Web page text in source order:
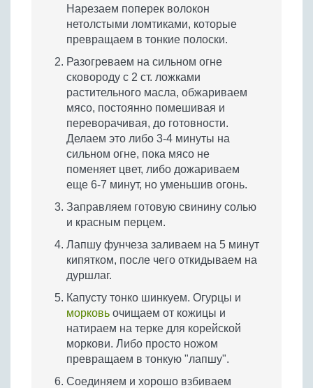
Нарезаем поперек волокон
нетолстыми ломтиками, которые
превращаем в тонкие полоски.
Разогреваем на сильном огне
сковороду с 2 ст. ложками
растительного масла, обжариваем
мясо, постоянно помешивая и
переворачивая, до готовности.
Делаем это либо 3-4 минуты на
сильном огне, пока мясо не
поменяет цвет, либо дожариваем
еще 6-7 минут, но уменьшив огонь.
Заправляем готовую свинину солью
и красным перцем.
Лапшу фунчеза заливаем на 5 минут
кипятком, после чего откидываем на
дуршлаг.
Капусту тонко шинкуем. Огурцы и
морковь очищаем от кожицы и
натираем на терке для корейской
моркови. Либо просто ножом
превращаем в тонкую "лапшу".
Соединяем и хорошо взбиваем